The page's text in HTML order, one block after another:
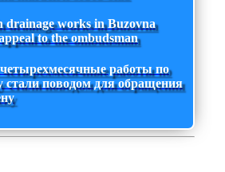
drainage works in Buzovna
to the ombudsman
работы по
стали поводом для обращения